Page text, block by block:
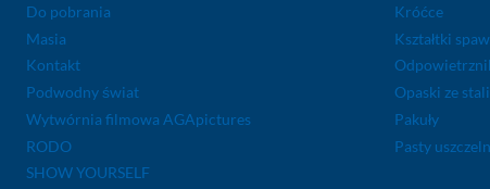
Do pobrania
Masia
Kontakt
Podwodny świat
Wytwórnia filmowa AGApictures
RODO
SHOW YOURSELF
Króćce
Kształtki
Opaski ze
Pakuły
Pasty